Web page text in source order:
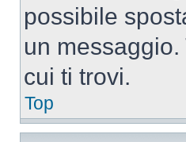
possibile
un
cui ti trovi.
Top